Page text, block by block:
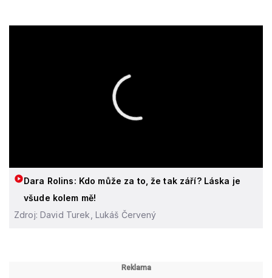
Dara Rolins: Kdo může za to, že tak září? Láska je
všude kolem mě!
Zdroj: David Turek, Lukáš Červený